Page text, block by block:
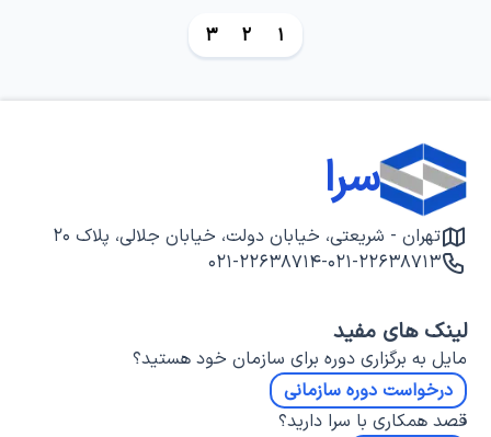
1
2
3
سرا
تهران - شریعتی، خیابان دولت، خیابان جلالی، پلاک ۲۰
۰۲۱-۲۲۶۳۸۷۱۳-۰۲۱-۲۲۶۳۸۷۱۴
لینک های مفید
مایل به برگزاری دوره برای سازمان خود هستید؟
درخواست دوره سازمانی
قصد همکاری با سرا دارید؟